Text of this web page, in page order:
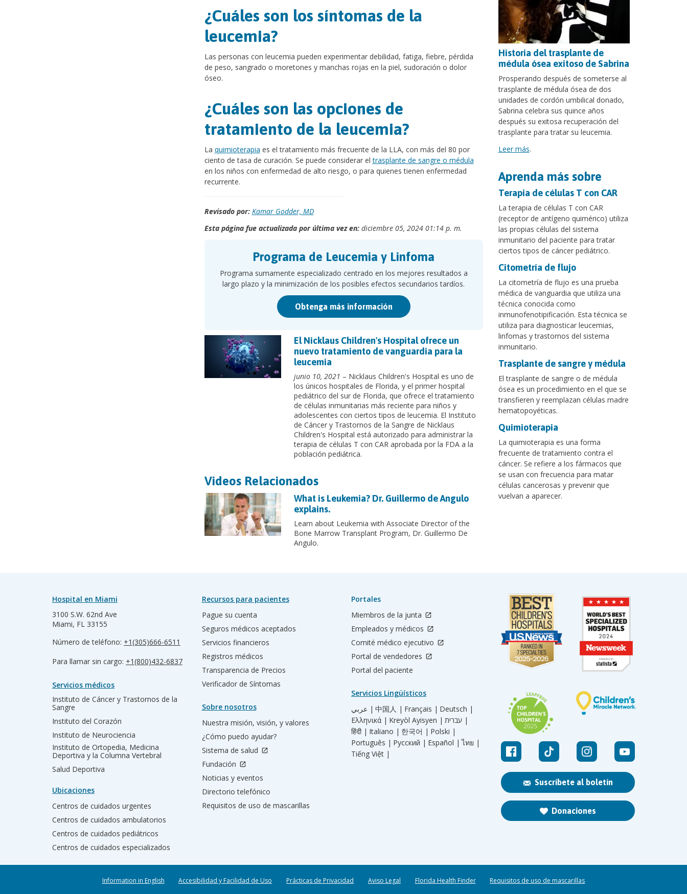
¿Cuáles son los síntomas de la
leucemia?
Las personas con leucemia pueden experimentar debilidad, fatiga, fiebre, pérdida
de peso, sangrado o moretones y manchas rojas en la piel, sudoración o dolor
óseo.
¿Cuáles son las opciones de
tratamiento de la leucemia?
La quimioterapia es el tratamiento más frecuente de la LLA, con más del 80 por
ciento de tasa de curación. Se puede considerar eltrasplante de sangre o médula
en los niños con enfermedad de alto riesgo, o para quienes tienen enfermedad
recurrente.
Revisado por: Kamar Godder, MD
Esta página fue actualizada por última vez en:diciembre 05, 2024 01:14 p. m.
Programa de Leucemia y Linfoma
Programa sumamente especializado centrado en los mejores resultados a
largo plazo y la minimización de los posibles efectos secundarios tardíos.
Obtenga más información
El Nicklaus Children's Hospital ofrece un
nuevo tratamiento de vanguardia para la
leucemia
junio 10, 2021 – Nicklaus Children's Hospital es uno de
los únicos hospitales de Florida, y el primer hospital
pediátrico del sur de Florida, que ofrece el tratamiento
de células inmunitarias más reciente para niños y
adolescentes con ciertos tipos de leucemia. El Instituto
de Cáncer y Trastornos de la Sangre de Nicklaus
Children's Hospital está autorizado para administrar la
terapia de células T con CAR aprobada por la FDA a la
población pediátrica.
Videos Relacionados
What is Leukemia? Dr. Guillermo de Angulo
explains.
Learn about Leukemia with Associate Director of the
Bone Marrow Transplant Program, Dr. Guillermo De
Angulo.
Historia del trasplante de
médula ósea exitoso de Sabrina
Prosperando después de someterse al
trasplante de médula ósea de dos
unidades de cordón umbilical donado,
Sabrina celebra sus quince años
después su exitosa recuperación del
trasplante para tratar su leucemia.
Leer más.
Aprenda más sobre
Terapia de células T con CAR
La terapia de células T con CAR
(receptor de antígeno quimérico) utiliza
las propias células del sistema
inmunitario del paciente para tratar
ciertos tipos de cáncer pediátrico.
Citometría de flujo
La citometría de flujo es una prueba
médica de vanguardia que utiliza una
técnica conocida como
inmunofenotipificación. Esta técnica se
utiliza para diagnosticar leucemias,
linfomas y trastornos del sistema
inmunitario.
Trasplante de sangre y médula
El trasplante de sangre o de médula
ósea es un procedimiento en el que se
transfieren y reemplazan células madre
hematopoyéticas.
Quimioterapia
La quimioterapia es una forma
frecuente de tratamiento contra el
cáncer. Se refiere a los fármacos que
se usan con frecuencia para matar
células cancerosas y prevenir que
vuelvan a aparecer.
Suscríbete al boletín
Donaciones
Hospital en Miami
3100 S.W. 62nd Ave
Miami, FL 33155
Número de teléfono: +1(305)666-6511
Para llamar sin cargo: +1(800)432-6837
Servicios médicos
Instituto de Cáncer y Trastornos de la
Sangre
Instituto del Corazón
Instituto de Neurociencia
Instituto de Ortopedia, Medicina
Deportiva y la Columna Vertebral
Salud Deportiva
Ubicaciones
Centros de cuidados urgentes
Centros de cuidados ambulatorios
Centros de cuidados pediátricos
Centros de cuidados especializados
Recursos para pacientes
Pague su cuenta
Seguros médicos aceptados
Servicios financieros
Registros médicos
Transparencia de Precios
Verificador de Síntomas
Sobre nosotros
Nuestra misión, visión, y valores
¿Cómo puedo ayudar?
Sistema de salud
Fundación
Noticias y eventos
Directorio telefónico
Requisitos de uso de mascarillas
Portales
Miembros de la junta
Empleados y médicos
Comité médico ejecutivo
Portal de vendedores
Portal del paciente
Servicios Lingüísticos
عربي | 中国人 | Français | Deutsch |
Ελληνικά | Kreyòl Ayisyen |
עברית |
हिंदी | Italiano | 한국어 | Polski |
Português | Русский | Español | ไทย |
Tiếng Việt |
Information in English Accesibilidad y Facilidad de Uso Prácticas de Privacidad Aviso Legal Florida Health Finder
Requisitos de uso de mascarillas